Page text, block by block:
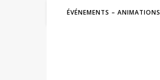
ÉVÉNEMENTS – ANIMATIONS